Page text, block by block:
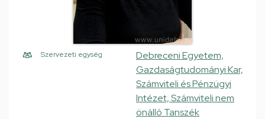
Szervezeti egység
Debreceni Egyetem,
Gazdaságtudományi Kar,
Számviteli és Pénzügyi
Intézet, Számviteli nem
önálló Tanszék